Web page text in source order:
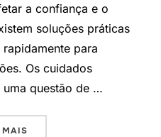
a confiança e o
soluções práticas
para
Os cuidados
uma questão de …
MAIS“COMO ESCONDER